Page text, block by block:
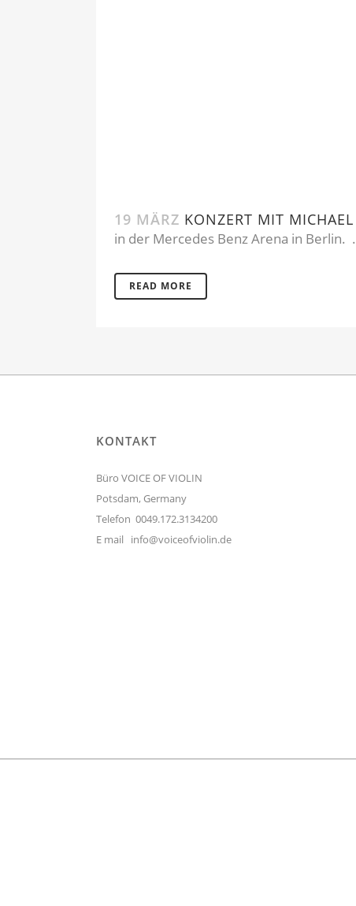
19 MÄRZ KONZERT MIT
in der Mercedes Benz Arena in Berlin.
READ MORE
KONTAKT
Büro VOICE OF VIOLIN
Potsdam, Germany
Telefon 0049.172.3134200
E mail info@voiceofviolin.de